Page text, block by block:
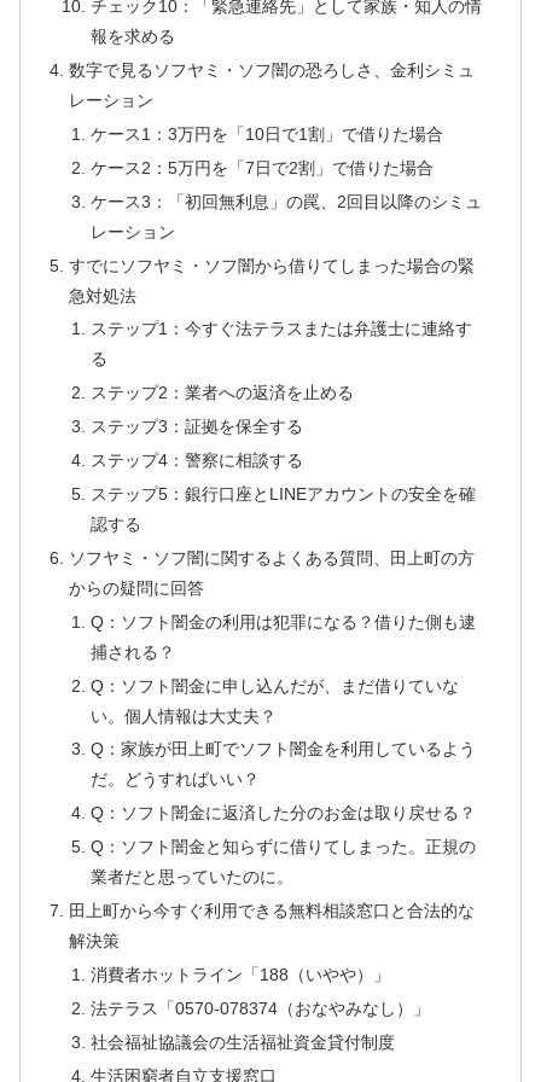
チェック10：「緊急連絡先」として家族・知人の情
報を求める
数字で見るソフヤミ・ソフ闇の恐ろしさ、金利シミュ
レーション
ケース1：3万円を「10日で1割」で借りた場合
ケース2：5万円を「7日で2割」で借りた場合
ケース3：「初回無利息」の罠、2回目以降のシミュ
レーション
すでにソフヤミ・ソフ闇から借りてしまった場合の緊
急対処法
ステップ1：今すぐ法テラスまたは弁護士に連絡す
る
ステップ2：業者への返済を止める
ステップ3：証拠を保全する
ステップ4：警察に相談する
ステップ5：銀行口座とLINEアカウントの安全を確
認する
ソフヤミ・ソフ闇に関するよくある質問、田上町の方
からの疑問に回答
Q：ソフト闇金の利用は犯罪になる？借りた側も逮
捕される？
Q：ソフト闇金に申し込んだが、まだ借りていな
い。個人情報は大丈夫？
Q：家族が田上町でソフト闇金を利用しているよう
だ。どうすればいい？
Q：ソフト闇金に返済した分のお金は取り戻せる？
Q：ソフト闇金と知らずに借りてしまった。正規の
業者だと思っていたのに。
田上町から今すぐ利用できる無料相談窓口と合法的な
解決策
消費者ホットライン「188（いやや）」
法テラス「0570-078374（おなやみなし）」
社会福祉協議会の生活福祉資金貸付制度
生活困窮者自立支援窓口